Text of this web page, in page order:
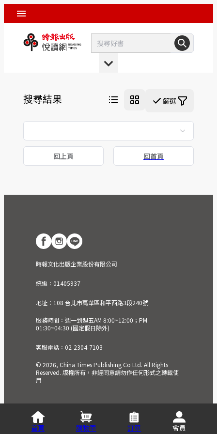
搜尋結果 篩選
回上頁 回首頁
時報文化出版企業股份有限公司
統編：01405937
地址：108 台北市萬華區和平西路3段240號
服務時間：週一到週五AM 8:00~12:00；PM
01:30~04:30 (國定假日除外)
客服電話：02-2304-7103
© 2026, China Times Publishing Co Ltd. All Rights
Reserved. 版權所有，非經同意請勿作任何形式之轉載使
用
首頁 購物車 訂單 會員